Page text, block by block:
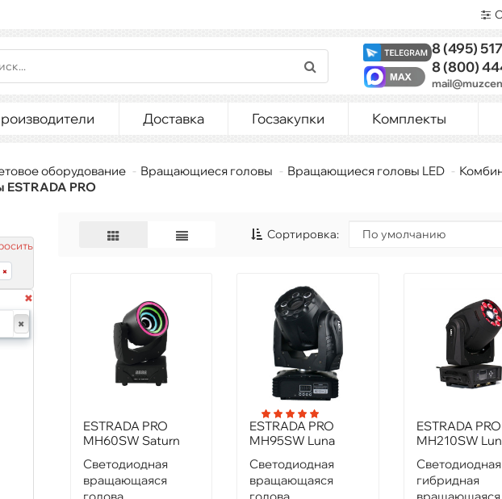
8 (495)
8 (800)
Доставка Госзакупки Комплекты
оборудование Вращающиеся головы Вращающиеся головы LED
PRO
Сортировка:
ESTRADA PRO
MH60SW Saturn
Светодиодная
вращающаяся
ESTRADA PRO
MH95SW Luna
Светодиодная
вращающаяся
ESTRADA PRO
MH210SW
Cветодиодная
гибридная